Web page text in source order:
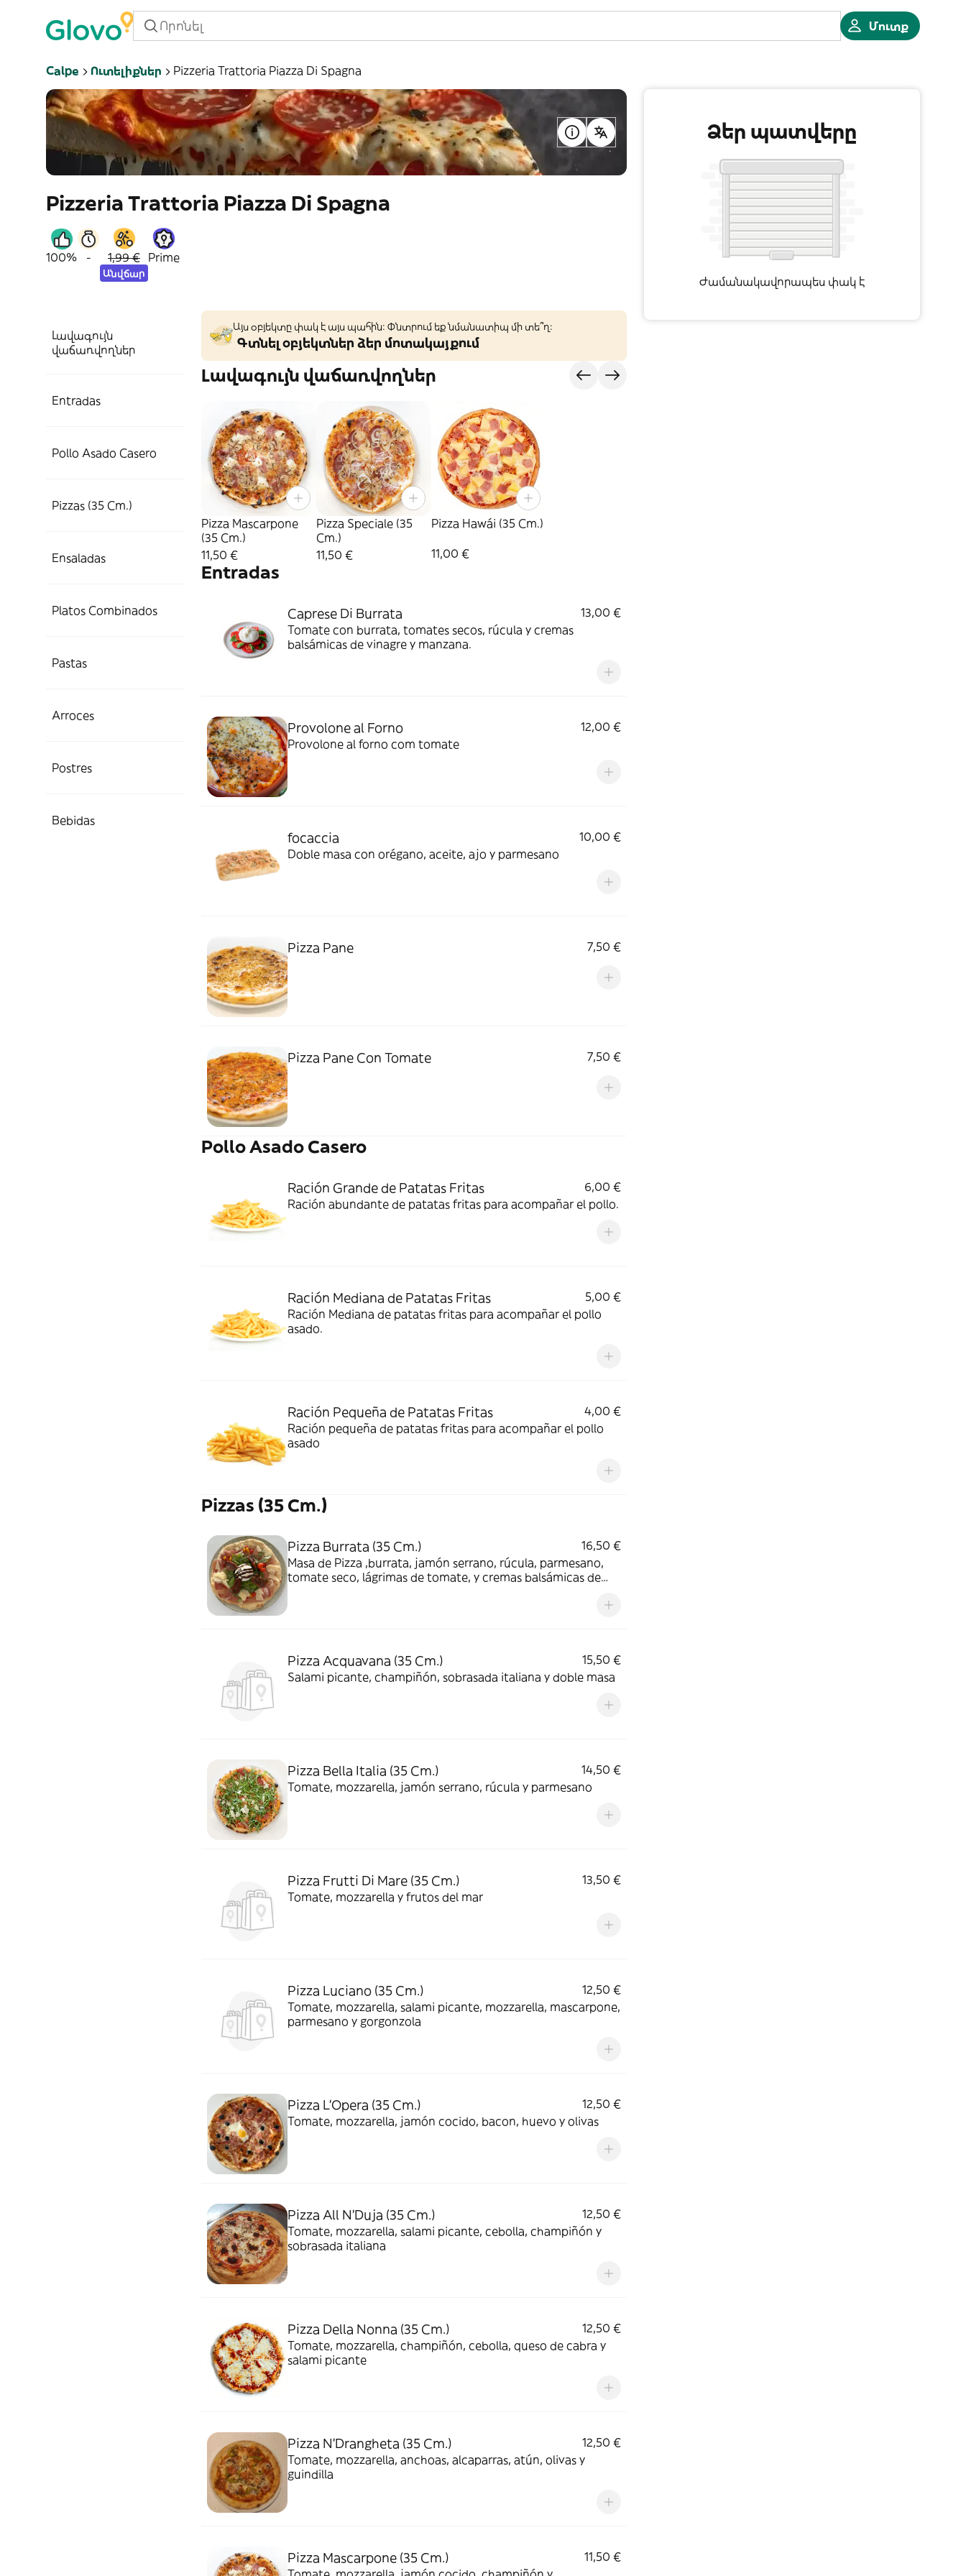
Մուտք
Calpe Ուտելիքներ Pizzeria Trattoria Piazza Di Spagna
Pizzeria Trattoria Piazza Di Spagna
100% - 1,99 €
Անվճար
Prime
Լավագույն
վաճառվողներ
Entradas
Pollo Asado Casero
Pizzas (35 Cm.)
Ensaladas
Platos Combinados
Pastas
Arroces
Postres
Bebidas
Այս օբյեկտը փակ է այս պահին: Փնտրում եք նմանատիպ մի տե՞ղ։
Գտնել օբյեկտներ ձեր մոտակայքում
Լավագույն վաճառվողներ
Pizza Mascarpone
(35 Cm.)
11,50 €
Pizza Speciale (35
Cm.)
11,50 €
Pizza Hawái (35 Cm.)
11,00 €
Entradas
Caprese Di Burrata
13,00 €
Tomate con burrata, tomates secos, rúcula y cremas
balsámicas de vinagre y manzana.
Provolone al Forno
12,00 €
Provolone al forno com tomate
focaccia
10,00 €
Doble masa con orégano, aceite, ajo y parmesano
Pizza Pane 7,50 €
Pizza Pane Con Tomate 7,50 €
Pollo Asado Casero
Ración Grande de Patatas Fritas
6,00 €
Ración abundante de patatas fritas para acompañar el pollo.
Ración Mediana de Patatas Fritas
5,00 €
Ración Mediana de patatas fritas para acompañar el pollo
asado.
Ración Pequeña de Patatas Fritas
4,00 €
Ración pequeña de patatas fritas para acompañar el pollo
asado
Pizzas (35 Cm.)
Pizza Burrata (35 Cm.)
16,50 €
Masa de Pizza ,burrata, jamón serrano, rúcula, parmesano,
tomate seco, lágrimas de tomate, y cremas balsámicas de
Pizza Acquavana (35 Cm.)
15,50 €
Salami picante, champiñón, sobrasada italiana y doble masa
Pizza Bella Italia (35 Cm.)
14,50 €
Tomate, mozzarella, jamón serrano, rúcula y parmesano
Pizza Frutti Di Mare (35 Cm.)
13,50 €
Tomate, mozzarella y frutos del mar
Pizza Luciano (35 Cm.)
12,50 €
Tomate, mozzarella, salami picante, mozzarella, mascarpone,
parmesano y gorgonzola
Pizza L'Opera (35 Cm.)
12,50 €
Tomate, mozzarella, jamón cocido, bacon, huevo y olivas
Pizza All N'Duja (35 Cm.)
12,50 €
Tomate, mozzarella, salami picante, cebolla, champiñón y
sobrasada italiana
Pizza Della Nonna (35 Cm.)
12,50 €
Tomate, mozzarella, champiñón, cebolla, queso de cabra y
salami picante
Pizza N'Drangheta (35 Cm.)
12,50 €
Tomate, mozzarella, anchoas, alcaparras, atún, olivas y
guindilla
Pizza Mascarpone (35 Cm.)
11,50 €
Ձեր պատվերը
Ժամանակավորապես փակ է